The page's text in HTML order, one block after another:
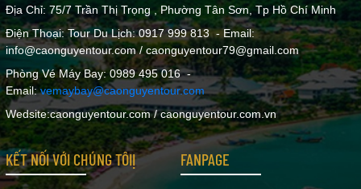
Địa Chỉ: 75/7 Trần Thị Trọng , Phường Tân Sơn, Tp Hồ Chí Minh
Điện Thoại: Tour Du Lịch: 0917 999 813 - Email:
info@caonguyentour.com / caonguyentour79@gmail.com
Phòng Vé Máy Bay: 0989 495 016 -
Email:vemaybay@caonguyentour.com
Wedsite:caonguyentour.com / caonguyentour.com.vn
KẾT NỐI VỚI CHÚNG TÔIỊ FANPAGE